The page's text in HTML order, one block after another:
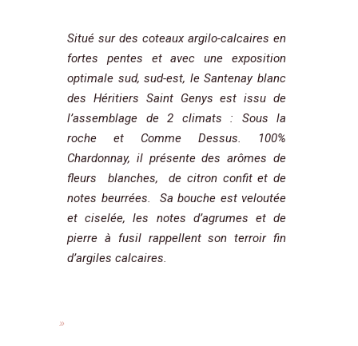
Situé sur des coteaux argilo-calcaires en
fortes pentes et avec une exposition
optimale sud, sud-est, le Santenay blanc
des Héritiers Saint Genys est issu de
l’assemblage de 2 climats : Sous la
roche et Comme Dessus. 100%
Chardonnay, il présente des arômes de
fleurs blanches, de citron confit et de
notes beurrées. Sa bouche est veloutée
et ciselée, les notes d’agrumes et de
pierre à fusil rappellent son terroir fin
d’argiles calcaires.